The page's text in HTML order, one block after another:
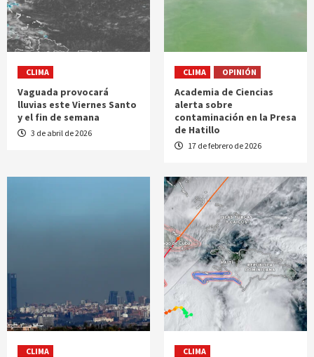
CLIMA
Vaguada provocará
lluvias este Viernes Santo
y el fin de semana
3 de abril de 2026
CLIMA OPINIÓN
Academia de Ciencias
alerta sobre
contaminación en la Presa
de Hatillo
17 de febrero de 2026
CLIMA CLIMA